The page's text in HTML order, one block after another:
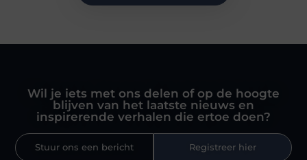
Wil je iets met ons delen of op de hoogte
blijven van het laatste nieuws en
inspirerende verhalen die ertoe doen?
Stuur ons een bericht
Registreer hier